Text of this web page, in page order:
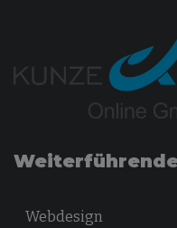
Webdesign